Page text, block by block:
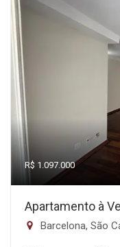
R$ 1.097.000
Apartamento à
Barcelona, São